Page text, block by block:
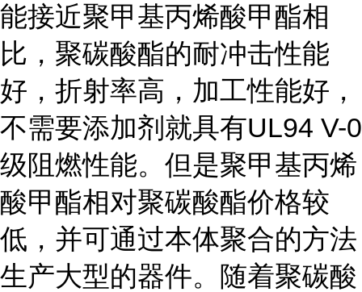
能接近聚甲基丙烯酸甲酯相
比，聚碳酸酯的耐冲击性能
好，折射率高，加工性能好，
不需要添加剂就具有UL94 V-0
级阻燃性能。但是聚甲基丙烯
酸甲酯相对聚碳酸酯价格较
低，并可通过本体聚合的方法
生产大型的器件。随着聚碳酸